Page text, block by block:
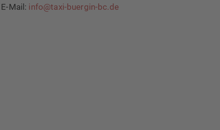
E-Mail: info@taxi-buergin-bc.de